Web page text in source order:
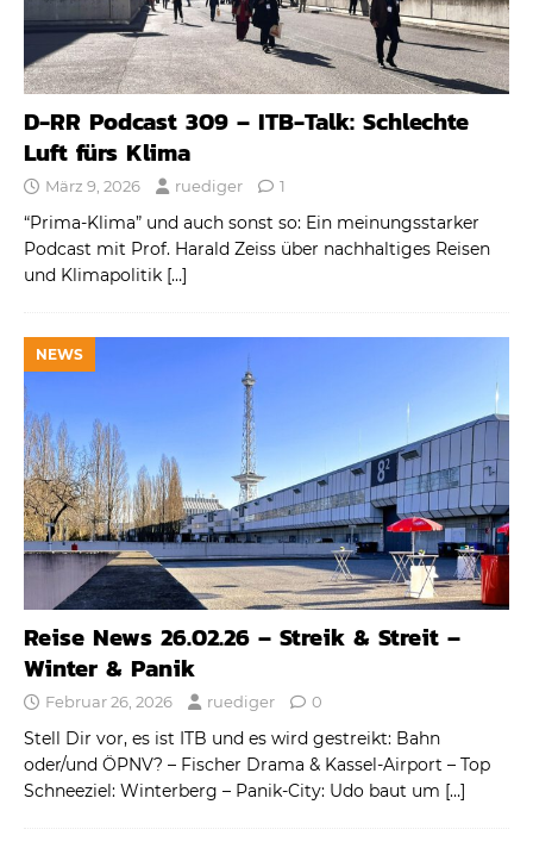
D-RR Podcast 309 – ITB-Talk: Schlechte
Luft fürs Klima
März 9, 2026 ruediger 1
“Prima-Klima” und auch sonst so: Ein meinungsstarker
Podcast mit Prof. Harald Zeiss über nachhaltiges Reisen
und Klimapolitik […]
NEWS
Reise News 26.02.26 – Streik & Streit –
Winter & Panik
Februar 26, 2026 ruediger 0
Stell Dir vor, es ist ITB und es wird gestreikt: Bahn
oder/und ÖPNV? – Fischer Drama & Kassel-Airport – Top
Schneeziel: Winterberg – Panik-City: Udo baut um […]